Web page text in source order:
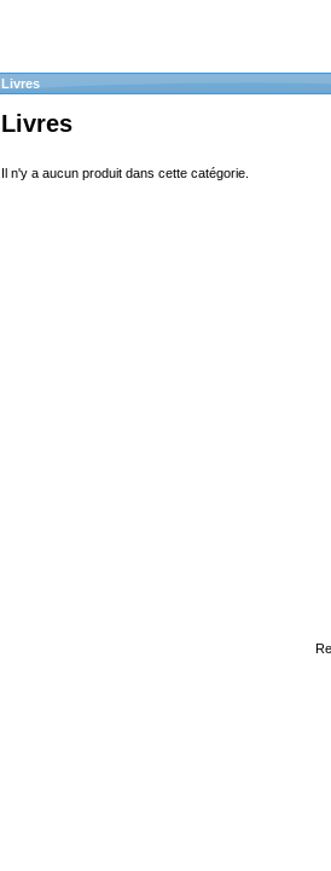
Livres
Livres
Il n'y a aucun produit dans cette catégorie.